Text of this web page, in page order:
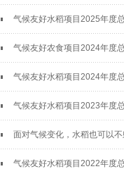
气候友好水稻项目2025年度
气候友好农食项目2024年度
气候友好水稻项目2024年度
气候友好水稻项目2023年度
面对气候变化，水稻也可以
气候友好水稻项目2022年度